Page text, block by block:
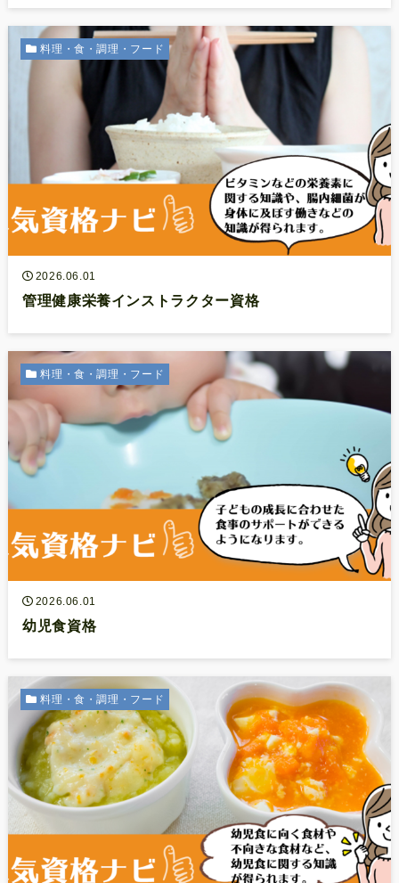
2026.06.01
管理健康栄養インストラクター資格
料理・食・調理・フード
2026.06.01
幼児食資格
料理・食・調理・フード
料理・食・調理・フード